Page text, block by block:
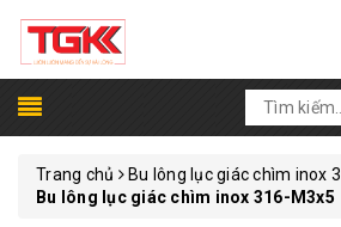
Trang chủ
Bu lông lục giác chìm inox
Bu lông lục giác chìm inox 316-M3x5